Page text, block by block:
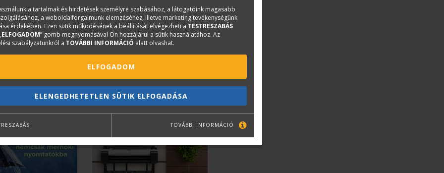
álló, műszakilag elavult, XIV. kerület,Pillangó
helyén lévő, 1.300 m2 hasznos alapterületű,
felújítása utánMagyarországon elsőként 1998-
Építőipari Szellemi Központot. Egyre szélesedő
felnőtt oktatás, CAD stúdió, digitalizáló és nyomtató
szolgáltatások) áll azóta is partnerei
a tartalmak és hirdetések személyre szabásához, a látogatóink magasabb
a weboldalforgalmunk elemzéséhez, illetve marketing tevékenységünk
érdekében. Ezen sütik működésének a beállítását elvégezheti a TESTRESZABÁS
ELFOGADOM” gomb megnyomásával Ön hozzájárul a sütik használatához. Az
szabályzatunkról a TOVÁBBI INFORMÁCIÓ alatt olvashat.
ELFOGADOM
ELENGEDHETETLEN SÜTIK ELFOGADÁSA
TOVÁBBI INFORMÁCIÓ